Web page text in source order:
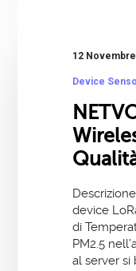
12
Device
device
di
PM2.5
al server si